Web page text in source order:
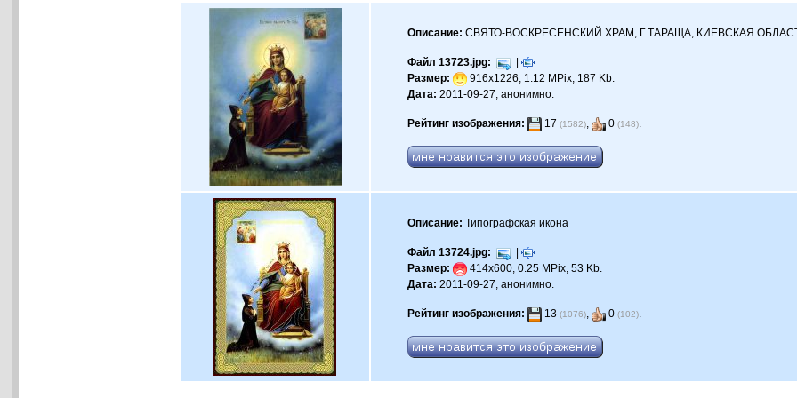
Описание: СВЯТО-ВОСКРЕСЕНСКИЙ ХРАМ, Г.ТАРАЩА, КИЕВСКАЯ
Файл 13723.jpg:
|
Размер:
916x1226, 1.12 MPix, 187 Kb.
Дата: 2011-09-27, анонимно.
Рейтинг изображения: 17(1582), 0(148).
Описание: Типографская икона
Файл 13724.jpg:
|
Размер:
414x600, 0.25 MPix, 53 Kb.
Дата: 2011-09-27, анонимно.
Рейтинг изображения: 13(1076), 0(102).